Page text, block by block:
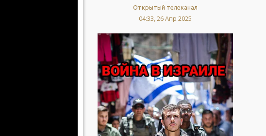
Открытый телеканал
04:33, 26 Апр 2025